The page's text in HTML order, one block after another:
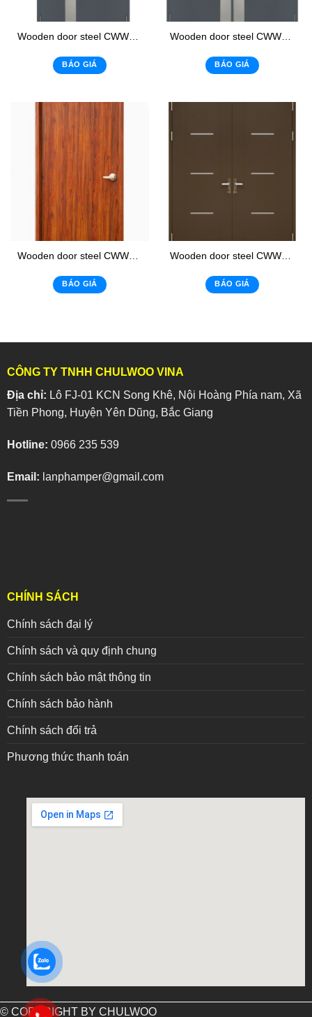
Wooden door steel CWWL-03
BÁO GIÁ
Wooden door steel CWWL-04
BÁO GIÁ
Wooden door steel CWWL-05
BÁO GIÁ
Wooden door steel CWWL-06
BÁO GIÁ
CÔNG TY TNHH CHULWOO VINA
Địa chỉ: Lô FJ-01 KCN Song Khê, Nội Hoàng Phía nam, Xã
Tiền Phong, Huyện Yên Dũng, Bắc Giang
Hotline: 0966 235 539
Email: lanphamper@gmail.com
CHÍNH SÁCH
Chính sách đại lý
Chính sách và quy định chung
Chính sách bảo mật thông tin
Chính sách bảo hành
Chính sách đổi trả
Phương thức thanh toán
embed google map into website
© COPYRIGHT BY CHULWOO